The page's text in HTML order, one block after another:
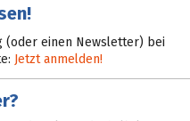
(oder einen Newsletter) bei
Jetzt anmelden!